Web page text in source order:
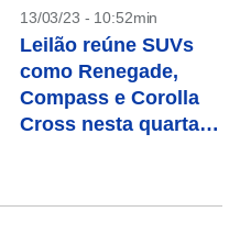
13/03/23 - 10:52min
Leilão reúne SUVs
como Renegade,
Compass e Corolla
Cross nesta quarta